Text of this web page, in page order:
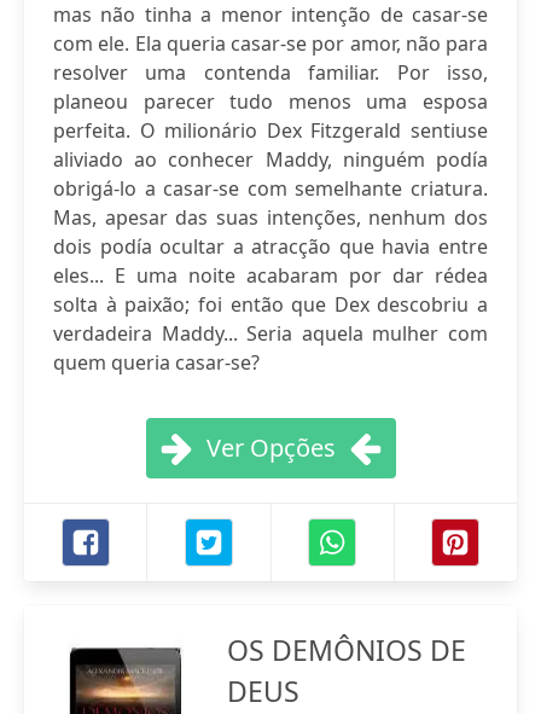
mas não tinha a menor intenção de casar-se
com ele. Ela queria casar-se por amor, não para
resolver uma contenda familiar. Por isso,
planeou parecer tudo menos uma esposa
perfeita. O milionário Dex Fitzgerald sentiuse
aliviado ao conhecer Maddy, ninguém podía
obrigá-lo a casar-se com semelhante criatura.
Mas, apesar das suas intenções, nenhum dos
dois podía ocultar a atracção que havia entre
eles... E uma noite acabaram por dar rédea
solta à paixão; foi então que Dex descobriu a
verdadeira Maddy... Seria aquela mulher com
quem queria casar-se?
Ver Opções
OS DEMÔNIOS DE
DEUS